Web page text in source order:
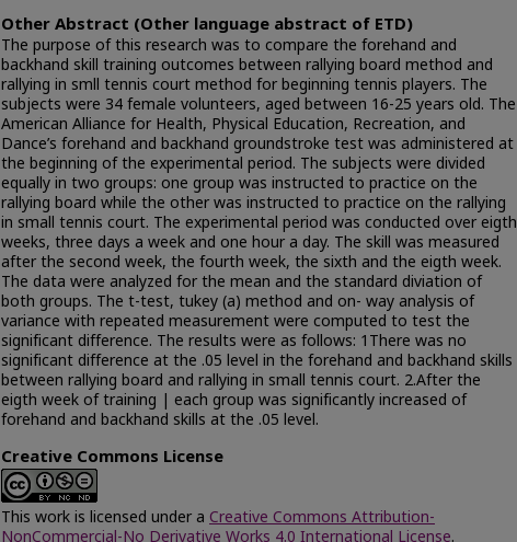
Other Abstract (Other language abstract of ETD)
The purpose of this research was to compare the forehand and
backhand skill training outcomes between rallying board method and
rallying in smll tennis court method for beginning tennis players. The
subjects were 34 female volunteers, aged between 16-25 years old. The
American Alliance for Health, Physical Education, Recreation, and
Dance’s forehand and backhand groundstroke test was administered at
the beginning of the experimental period. The subjects were divided
equally in two groups: one group was instructed to practice on the
rallying board while the other was instructed to practice on the rallying
in small tennis court. The experimental period was conducted over eigth
weeks, three days a week and one hour a day. The skill was measured
after the second week, the fourth week, the sixth and the eigth week.
The data were analyzed for the mean and the standard diviation of
both groups. The t-test, tukey (a) method and on- way analysis of
variance with repeated measurement were computed to test the
significant difference. The results were as follows: 1There was no
significant difference at the .05 level in the forehand and backhand skills
between rallying board and rallying in small tennis court. 2.After the
eigth week of training | each group was significantly increased of
forehand and backhand skills at the .05 level.
Creative Commons License
This work is licensed under a Creative Commons Attribution-
NonCommercial-No Derivative Works 4.0 International License.